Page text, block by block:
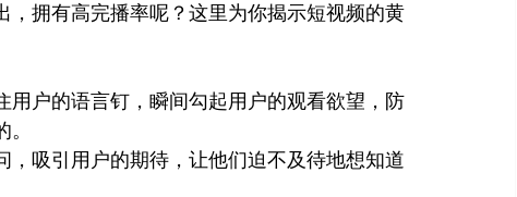
拥有高完播率呢？这里为你揭示短视频的黄
户的语言钉，瞬间勾起用户的观看欲望，防
吸引用户的期待，让他们迫不及待地想知道